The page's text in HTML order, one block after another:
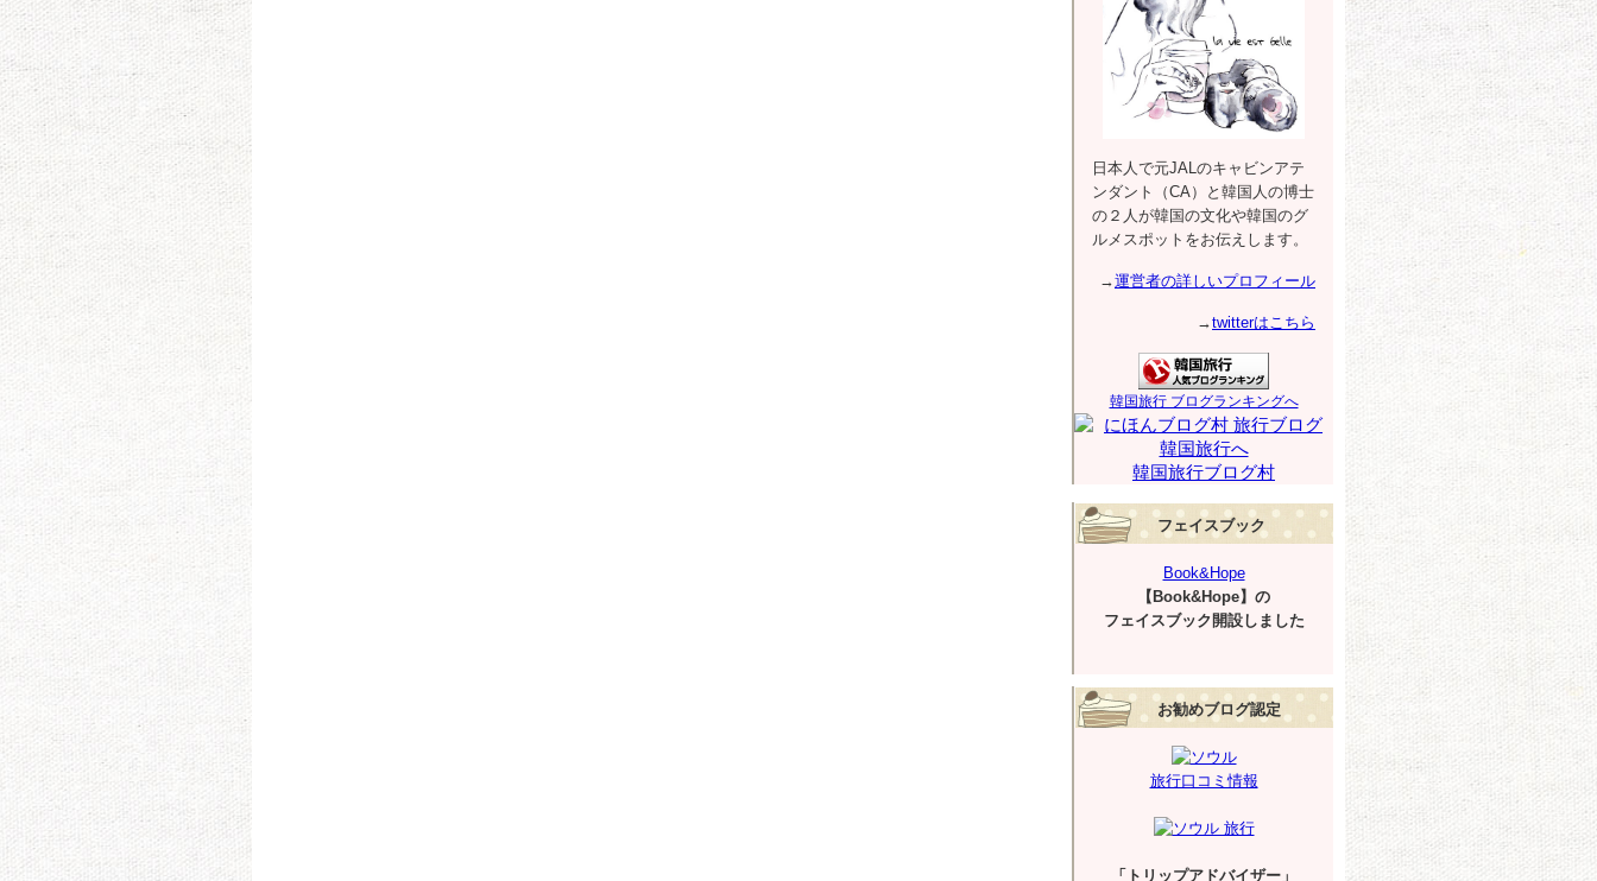
日本人で元JALのキャビンアテ
ンダント（CA）と韓国人の博士
の２人が韓国の文化や韓国のグ
ルメスポットをお伝えします。
→運営者の詳しいプロフィール
→twitterはこちら
韓国旅行 ブログランキングへ
韓国旅行ブログ村
フェイスブック
Book&Hope
【Book&Hope】の
フェイスブック開設しました
お勧めブログ認定
旅行口コミ情報
「トリップアドバイザー」